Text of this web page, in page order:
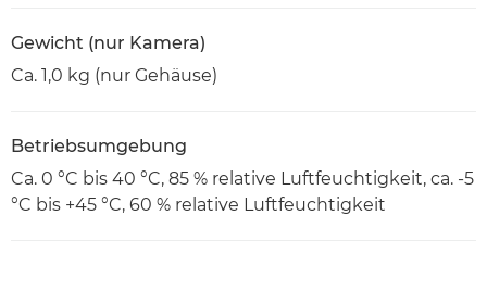
Gewicht (nur Kamera)
Ca. 1,0 kg (nur Gehäuse)
Betriebsumgebung
Ca. 0 °C bis 40 °C, 85 % relative Luftfeuchtigkeit, ca. -5
°C bis +45 °C, 60 % relative Luftfeuchtigkeit